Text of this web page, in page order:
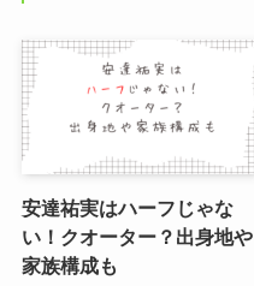
安達祐実はハーフじゃな
い！クオーター？出身地や
家族構成も